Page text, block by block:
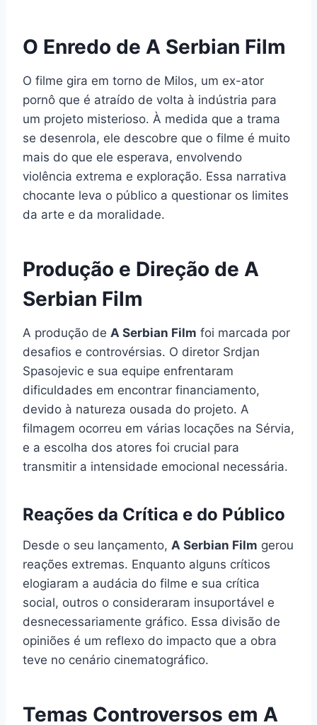
O Enredo de A Serbian Film
O filme gira em torno de Milos, um ex-ator
pornô que é atraído de volta à indústria para
um projeto misterioso. À medida que a trama
se desenrola, ele descobre que o filme é muito
mais do que ele esperava, envolvendo
violência extrema e exploração. Essa narrativa
chocante leva o público a questionar os limites
da arte e da moralidade.
Produção e Direção de A
Serbian Film
A produção de A Serbian Film foi marcada por
desafios e controvérsias. O diretor Srdjan
Spasojevic e sua equipe enfrentaram
dificuldades em encontrar financiamento,
devido à natureza ousada do projeto. A
filmagem ocorreu em várias locações na Sérvia,
e a escolha dos atores foi crucial para
transmitir a intensidade emocional necessária.
Reações da Crítica e do Público
Desde o seu lançamento, A Serbian Film gerou
reações extremas. Enquanto alguns críticos
elogiaram a audácia do filme e sua crítica
social, outros o consideraram insuportável e
desnecessariamente gráfico. Essa divisão de
opiniões é um reflexo do impacto que a obra
teve no cenário cinematográfico.
Temas Controversos em A